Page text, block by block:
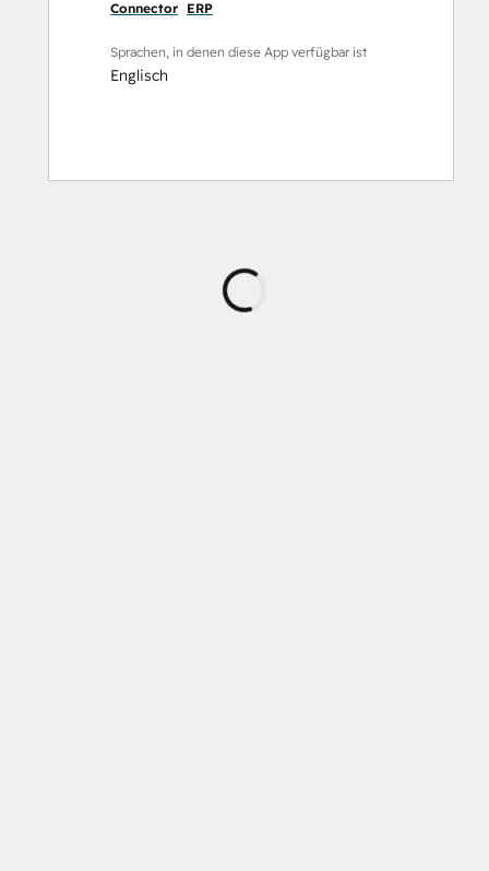
Connector ERP
Sprachen, in denen diese App verfügbar ist
Englisch
Wird
geladen